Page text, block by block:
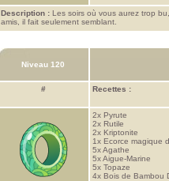
Description : Les soirs où vous aurez trop
amis, il fait seulement semblant.
Niveau 120
# Recettes :
2x Pyrute
2x Rutile
2x Kriptonite
1x Ecorce magique
5xAgathe
5xAigue-Marine
5x Topaze
4x Bois de Bambou